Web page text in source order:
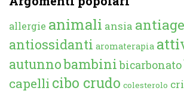
allergie animali ansia antiage
antiossidanti aromaterapia
autunnobambini bicarbonato
capelli cibo crudo colesterolo